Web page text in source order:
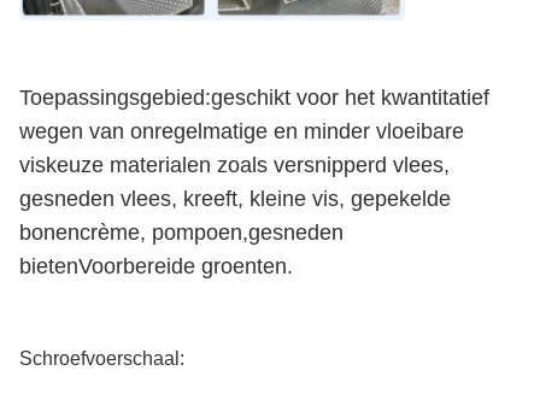
Toepassingsgebied:geschikt voor het kwantitatief
wegen van onregelmatige en minder vloeibare
viskeuze materialen zoals versnipperd vlees,
gesneden vlees, kreeft, kleine vis, gepekelde
bonencrème, pompoen,gesneden
bietenVoorbereide groenten.
Schroefvoerschaal: